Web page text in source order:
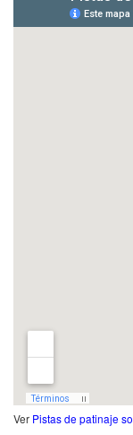
Ver Pistas de patinaje